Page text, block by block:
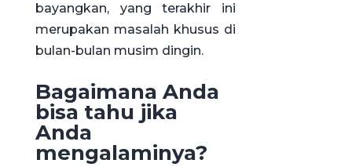
bayangkan, yang terakhir ini
merupakan masalah khusus di
bulan-bulan musim dingin.
Bagaimana Anda
bisa tahu jika
Anda
mengalaminya?